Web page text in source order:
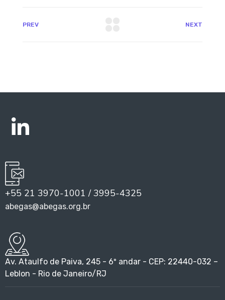
PREV NEXT
+55 21 3970-1001 / 3995-4325
abegas@abegas.org.br
Av. Ataulfo de Paiva, 245 - 6º andar - CEP: 22440-032 –
Leblon - Rio de Janeiro/RJ